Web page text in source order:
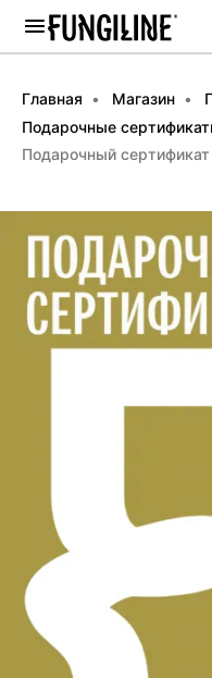
Главная Магазин
Подарочные
Подарочный